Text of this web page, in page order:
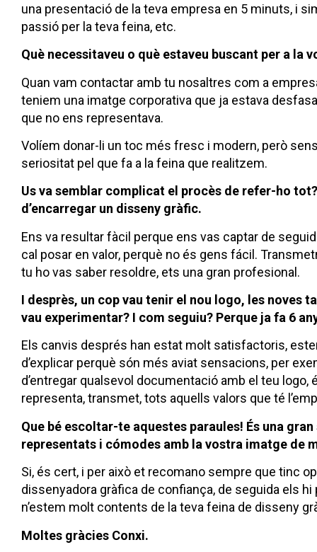
una presentació de la teva empresa en 5 minuts, i
passió per la teva feina, etc.
Què necessitaveu o què estaveu buscant per a la
Quan vam contactar amb tu nosaltres com a
teniem una imatge corporativa que ja estava
que no ens representava.
Volíem donar-li un toc més fresc i modern, però
seriositat pel que fa a la feina que realitzem.
Us va semblar complicat el procès de refer-ho
d’encarregar un disseny gràfic.
Ens va resultar fàcil perque ens vas captar de
cal posar en valor, perquè no és gens fácil.
tu ho vas saber resoldre, ets una gran profesional.
I desprès, un cop vau tenir el nou logo, les
vau experimentar? I com seguiu? Perque ja fa 6
Els canvis després han estat molt satisfactoris,
d’explicar perquè són més aviat sensacions, per
d’entregar qualsevol documentació amb el teu
representa, transmet, tots aquells valors que té
Que bé escoltar-te aquestes paraules! És una
representats i cómodes amb la vostra imatge de
Si, és cert, i per això et recomano sempre que tinc
dissenyadora gràfica de confiança, de seguida els
n’estem molt contents de la teva feina de disseny
Moltes gràcies Conxi.